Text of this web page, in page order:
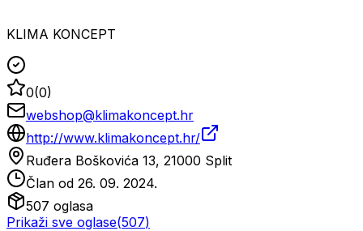
KLIMA KONCEPT
0(0)
webshop@klimakoncept.hr
http://www.klimakoncept.hr/
Ruđera Boškovića 13, 21000 Split
Član od 26. 09. 2024.
507 oglasa
Prikaži sve oglase(507)